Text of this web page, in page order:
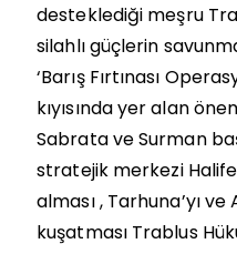
desteklediği meşru
silahlı güçlerin
‘Barış Fırtınası
kıyısında yer alan
Sabrata ve Surman
stratejik merkezi
alması , Tarhuna’yı
kuşatması Trablus